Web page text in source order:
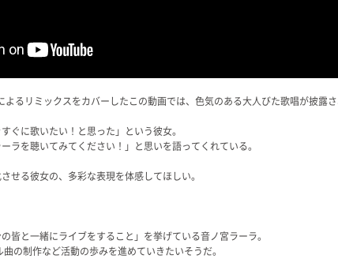
よるリミックスをカバーしたこの動画では、色気のある大人びた歌唱が披露
ぐに歌いたい！と思った」という彼女。
ラを聴いてみてください！」と思いを語ってくれている。
せる彼女の、多彩な表現を体感してほしい。
皆と一緒にライブをすること」を挙げている音ノ宮ラーラ。
の制作など活動の歩みを進めていきたいそうだ。